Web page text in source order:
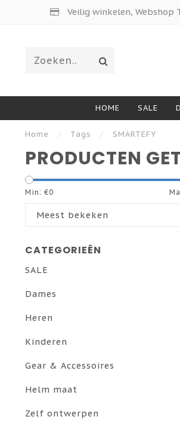
Veilig winkelen, Webshop
HOME SALE
Home / Tags / SMARTEFY
PRODUCTEN
Min: €0
Meest bekeken
CATEGORIEËN
SALE
Dames
Heren
Kinderen
Gear & Accessoires
Helm maat
Zelf ontwerpen